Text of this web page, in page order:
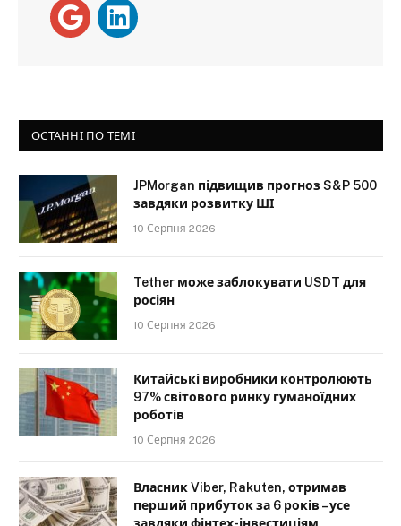
ОСТАННІ ПО ТЕМІ
JPMorgan підвищив прогноз S&P 500
завдяки розвитку ШІ
10 Серпня 2026
Tether може заблокувати USDT для
росіян
10 Серпня 2026
Китайські виробники контролюють
97% світового ринку гуманоїдних
роботів
10 Серпня 2026
Власник Viber, Rakuten, отримав
перший прибуток за 6 років – усе